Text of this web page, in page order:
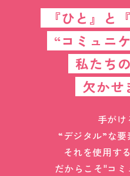
『ひと』と
“コミュニ
私たち
欠かせ
手がけ
“デジタル”な要
それを使用す
だからこそ"コ